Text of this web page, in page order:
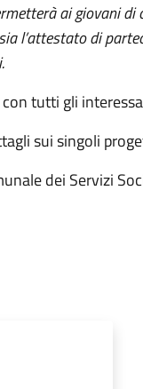
ai giovani
l’attestato di
tutti gli
sui singoli
dei Servizi